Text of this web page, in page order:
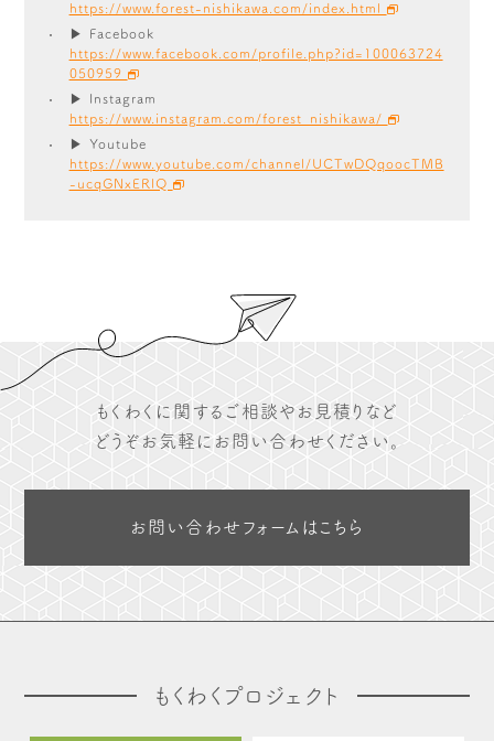
https://www.forest-nishikawa.com/index.html
▶ Facebook
https://www.facebook.com/profile.php?id=100063724
050959
▶ Instagram
https://www.instagram.com/forest_nishikawa/
▶ Youtube
https://www.youtube.com/channel/UCTwDQqoocTMB
-ucqGNxERlQ
もくわくに関するご相談やお見積りなど
どうぞお気軽にお問い合わせください。
お問い合わせフォームはこちら
もくわくプロジェクト